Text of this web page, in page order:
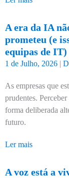
A era da IA
prometeu (e
equipas de IT)
1 de Julho, 2026 |
As empresas que
prudentes.
forma deliberada
futuro.
Ler mais
A voz está a